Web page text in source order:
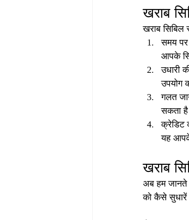
खराब
खराब
समय पर
आपके
उधारी
उपयोग
गलत
सकता
क्रेडिट
यह आपके
खराब
अब हम जानते
को कैसे